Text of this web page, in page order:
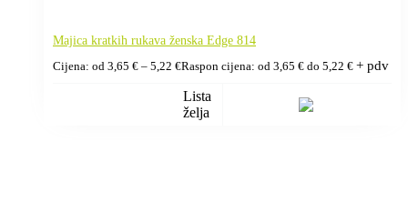
Majica kratkih rukava ženska Edge 814
Cijena: od 3,65 € – 5,22 €Raspon cijena: od 3,65 € do 5,22 € + pdv
Lista
želja